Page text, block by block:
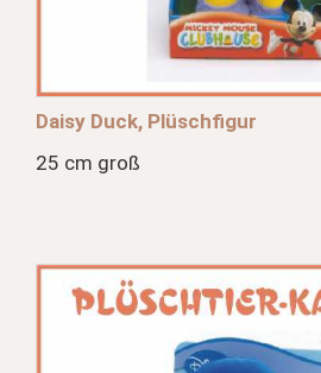
Daisy Duck, Plüschfigur
25 cm groß